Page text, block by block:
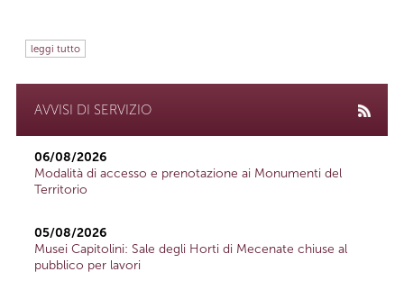
leggi tutto
AVVISI DI SERVIZIO
06/08/2026
Modalità di accesso e prenotazione ai Monumenti del
Territorio
05/08/2026
Musei Capitolini: Sale degli Horti di Mecenate chiuse al
pubblico per lavori